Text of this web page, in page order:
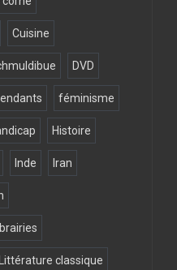
Cuisine
DVD
féminisme
Histoire
Inde Iran
Littérature classique